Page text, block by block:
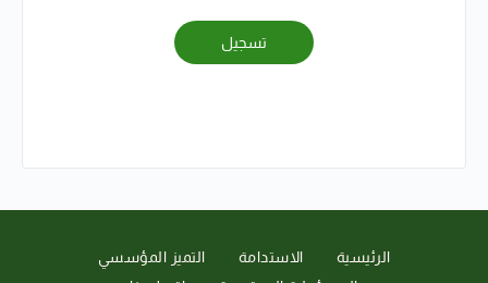
تسجيل
الرئيسية الاستدامة
التميز المؤسسي